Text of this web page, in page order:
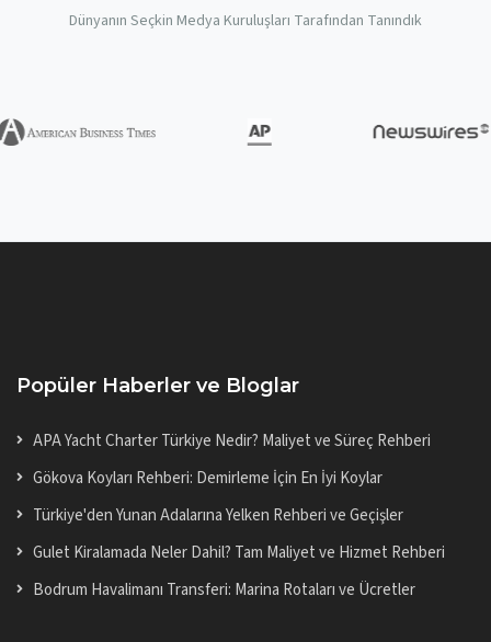
Dünyanın Seçkin Medya Kuruluşları Tarafından Tanındık
Popüler Haberler ve Bloglar
APA Yacht Charter Türkiye Nedir? Maliyet ve Süreç Rehberi
Gökova Koyları Rehberi: Demirleme İçin En İyi Koylar
Türkiye'den Yunan Adalarına Yelken Rehberi ve Geçişler
Gulet Kiralamada Neler Dahil? Tam Maliyet ve Hizmet Rehberi
Bodrum Havalimanı Transferi: Marina Rotaları ve Ücretler